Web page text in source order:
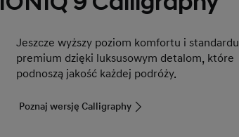
Jeszcze wyższy poziom komfortu i standardu
premium dzięki luksusowym detalom, które
podnoszą jakość każdej podróży.
Poznaj wersję Calligraphy